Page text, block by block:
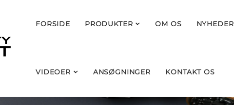
FORSIDE PRODUKTER OM OS NYHEDER
VIDEOER ANSØGNINGER KONTAKT OS